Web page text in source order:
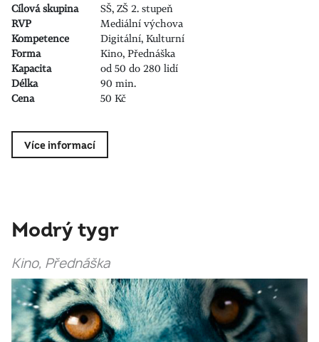
Cílová skupina
SŠ, ZŠ 2. stupeň
RVP
Mediální výchova
Kompetence
Digitální, Kulturní
Forma
Kino, Přednáška
Kapacita
od 50 do 280 lidí
Délka
90 min.
Cena
50 Kč
Více informací
Modrý tygr
Kino, Přednáška